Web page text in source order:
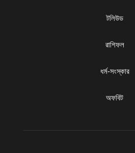
টলিউড
রাশিফল
ধৰ্ম-সংস্কার
অফবিট